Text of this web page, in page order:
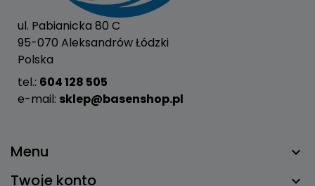
ul. Pabianicka 80 C
95-070 Aleksandrów Łódzki
Polska
tel.: 604 128 505
e-mail: sklep@basenshop.pl
Menu
Twoje konto